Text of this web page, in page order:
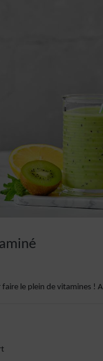
le plein de vitamines !